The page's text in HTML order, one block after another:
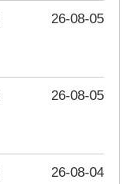
26-08-05
26-08-05
26-08-04